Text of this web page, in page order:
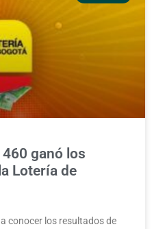
ganó los
Lotería de
conocer los resultados de